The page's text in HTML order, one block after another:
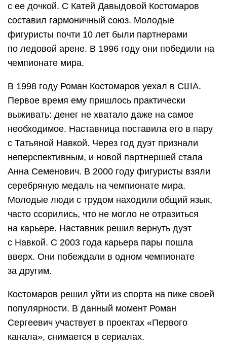
с ее дочкой. С Катей Давыдовой Костомаров
составил гармоничный союз. Молодые
фигуристы почти 10 лет были партнерами
по ледовой арене. В 1996 году они победили на
чемпионате мира.
В 1998 году Роман Костомаров уехал в США.
Первое время ему пришлось практически
выживать: денег не хватало даже на самое
необходимое. Наставница поставила его в пару
с Татьяной Навкой. Через год дуэт признали
неперспективным, и новой партнершей стала
Анна Семенович. В 2000 году фигуристы взяли
серебряную медаль на чемпионате мира.
Молодые люди с трудом находили общий язык,
часто ссорились, что не могло не отразиться
на карьере. Наставник решил вернуть дуэт
с Навкой. С 2003 года карьера пары пошла
вверх. Они побеждали в одном чемпионате
за другим.
Костомаров решил уйти из спорта на пике своей
популярности. В данный момент Роман
Сергеевич участвует в проектах «Первого
канала», снимается в сериалах.